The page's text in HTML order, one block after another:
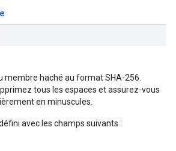
membre haché au format SHA-256.
tous les espaces et assurez-vous
en minuscules.
avec les champs suivants :